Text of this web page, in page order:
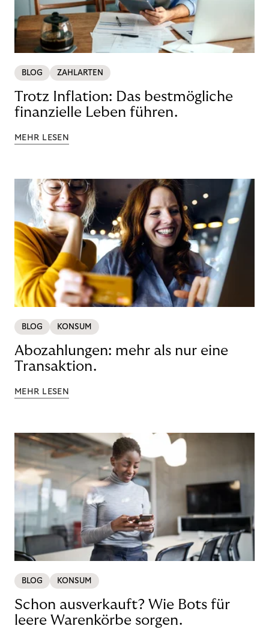
BLOG ZAHLARTEN
Trotz Inflation: Das bestmögliche
finanzielle Leben führen.
MEHR LESEN
BLOG KONSUM
Abozahlungen: mehr als nur eine
Transaktion.
MEHR LESEN
BLOG KONSUM
Schon ausverkauft? Wie Bots für
leere Warenkörbe sorgen.